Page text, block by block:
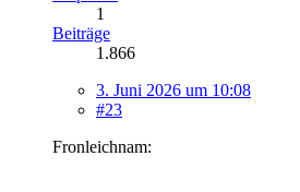
1
Beiträge
1.866
3. Juni 2026 um 10:08
#23
Fronleichnam: